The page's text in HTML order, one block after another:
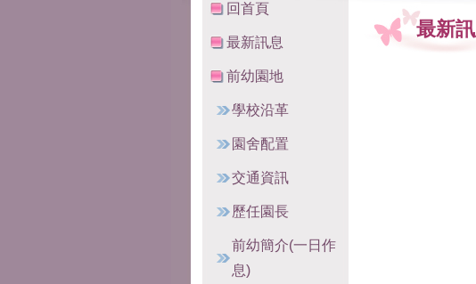
回首頁
最新訊息
前幼園地
學校沿革
園舍配置
交通資訊
歷任園長
前幼簡介(一日作
息)
最新